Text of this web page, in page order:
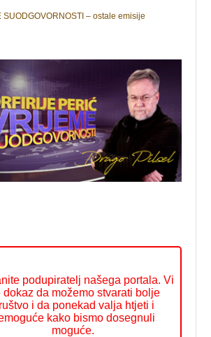
SUODGOVORNOSTI – ostale emisije
podupiratelj našega portala. Vi
dokaz da možemo stvarati bolje
i da ponekad valja htjeti i
kako bismo dosegnuli
moguće.